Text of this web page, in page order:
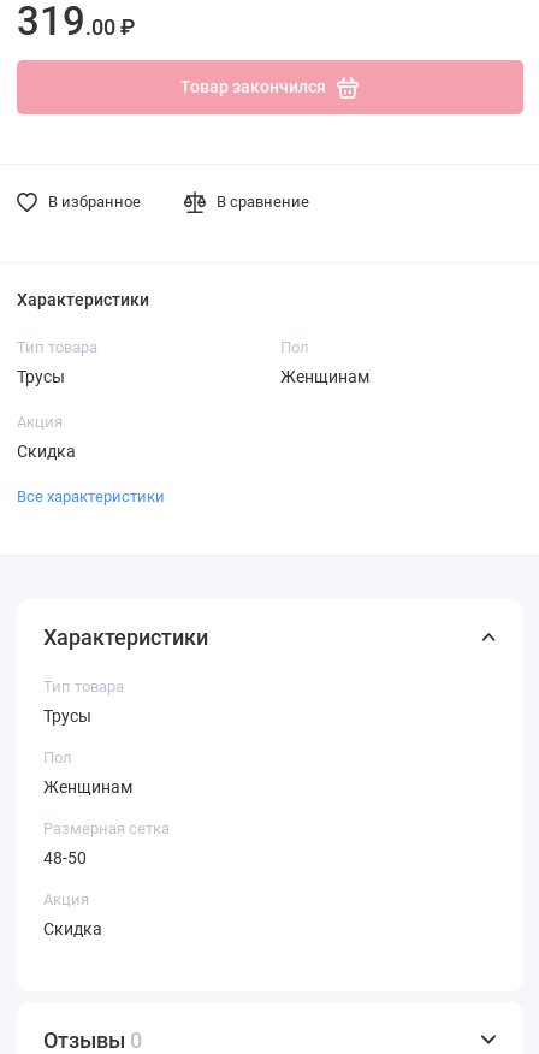
319.00 ₽
Товар закончился
В избранное В сравнение
Характеристики
Тип товара
Трусы
Пол
Женщинам
Акция
Скидка
Все характеристики
Характеристики
Тип товара
Трусы
Пол
Женщинам
Размерная сетка
48-50
Акция
Скидка
Отзывы 0